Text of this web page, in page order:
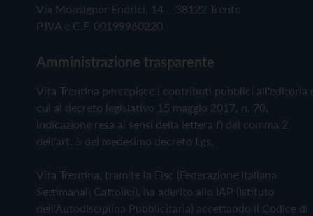
Via Monsignor Endrici, 14 – 38122 Trento
P.IVA e C.F. 00199960220
Amministrazione trasparente
Vita Trentina percepisce i contributi pubblici all'editoria
cui al decreto legislativo 15 maggio 2017, n. 70.
Indicazione resa ai sensi della lettera f) del comma 2
dell'art. 5 del medesimo decreto Lgs.
Vita Trentina, tramite la Fisc (Federazione Italiana
Settimanali Cattolici), ha aderito allo IAP (Istituto
dell'Autodisciplina Pubblicitaria) accettando il Codice di